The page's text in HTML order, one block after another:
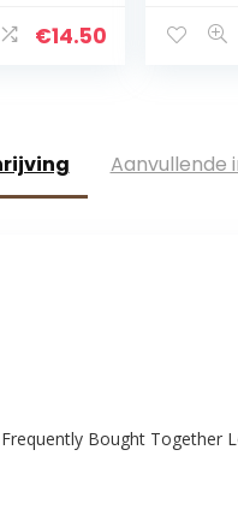
€14.50
Aanvullende
Frequently Bought Together